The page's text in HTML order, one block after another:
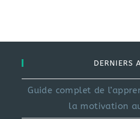
DERNIERS
Guide complet de
la motivation